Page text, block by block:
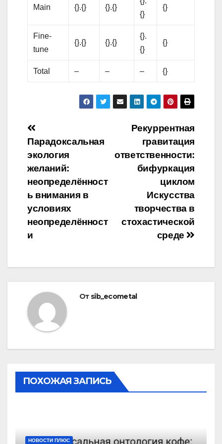
Main {}.{} {}.{}
{}
{}
Fine-
tune
{}.{} {}.{}
{}.
{}
{}
Total – – – {}
Навигация
по
записям
Рекуррентная
гравитация
ответственности:
бифуркация
циклом
Искусства
творчества в
стохастической
среде
Парадоксальная
экология
желаний:
неопределённост
ь внимания в
условиях
неопределённост
и
От sib_ecometal
ПОХОЖАЯ ЗАПИСЬ
НОВОСТИ ПЛЮС